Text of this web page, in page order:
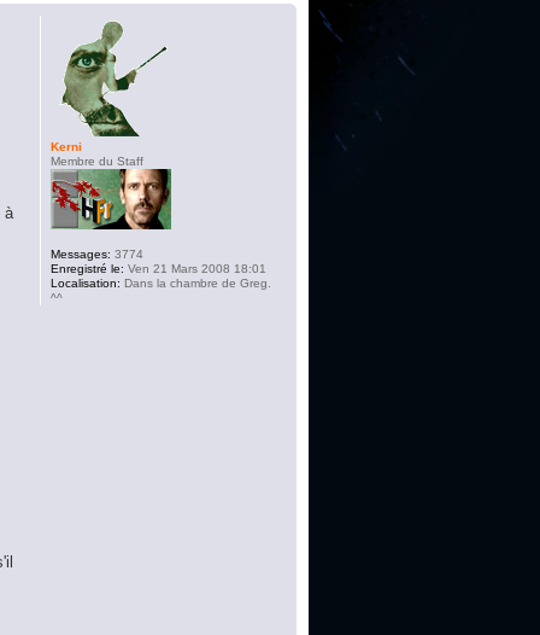
à
Kerni
Membre du Staff
Messages: 3774
Enregistré le: Ven 21 Mars 2008 18:01
Localisation: Dans la chambre de Greg.
^^